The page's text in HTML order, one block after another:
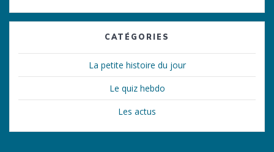
CATÉGORIES
La petite histoire du jour
Le quiz hebdo
Les actus